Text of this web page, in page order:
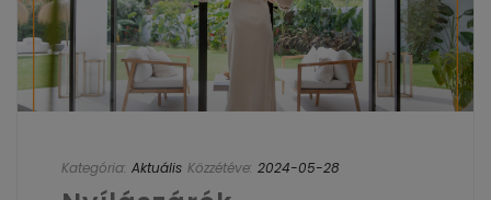
Kategória: Aktuális Közzétéve: 2024-05-28